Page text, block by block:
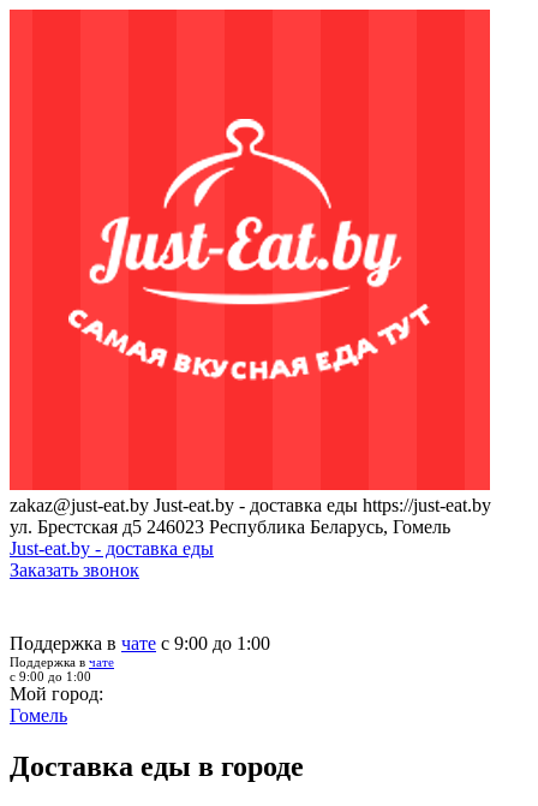
zakaz@just-eat.by Just-eat.by - доставка еды https://just-eat.by
ул. Брестская д5 246023 Республика Беларусь, Гомель
Just-eat.by - доставка еды
Заказать звонок
Поддержка в чате с 9:00 до 1:00
Поддержка в чате
с 9:00 до 1:00
Мой город:
Гомель
Доставка еды в городе